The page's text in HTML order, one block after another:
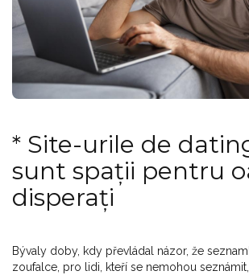
* Site-urile de
sunt spații pentru
disperați
Bývaly doby, kdy převládal názor, že
zoufalce, pro lidi, kteří se nemohou